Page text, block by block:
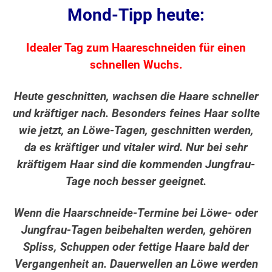
Mond-Tipp heute:
Idealer Tag zum Haareschneiden für einen
schnellen Wuchs.
Heute geschnitten, wachsen die Haare schneller
und kräftiger nach. Besonders feines Haar sollte
wie jetzt, an Löwe-Tagen, geschnitten werden,
da es kräftiger und vitaler wird. Nur bei sehr
kräftigem Haar sind die kommenden Jungfrau-
Tage noch besser geeignet.
Wenn die Haarschneide-Termine bei Löwe- oder
Jungfrau-Tagen beibehalten werden, gehören
Spliss, Schuppen oder fettige Haare bald der
Vergangenheit an. Dauerwellen an Löwe werden